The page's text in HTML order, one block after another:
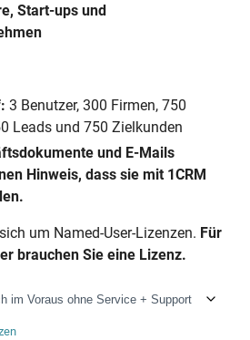
Start-ups und
3 Benutzer, 300 Firmen, 750
Leads und 750 Zielkunden
und E-Mails
Hinweis, dass sie mit 1CRM
um Named-User-Lizenzen. Für
brauchen Sie eine Lizenz.